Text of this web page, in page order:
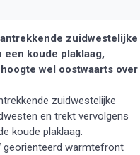
zuidwestelijke
koude plaklaag,
wel oostwaarts over
zuidwestelijke
en trekt vervolgens
koude plaklaag.
georienteerd warmtefront